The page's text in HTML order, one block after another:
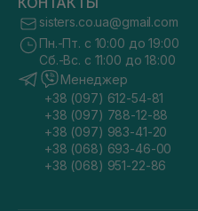
sisters.co.ua@gmail.com
Пн.-Пт. с 10:00 до 19:00
Сб.-Вс. с 11:00 до 18:00
Менеджер
+38 (097) 612-54-81
+38 (097) 788-12-88
+38 (097) 983-41-20
+38 (068) 693-46-00
+38 (068) 951-22-86